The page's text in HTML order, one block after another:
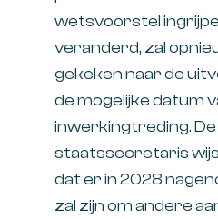
wetsvoorstel
veranderd, zal
gekeken naar de
de mogelijke datum
inwerkingtreding. De
staatssecretaris
dat er in 2028
zal zijn om andere